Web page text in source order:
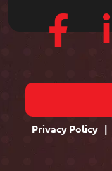
Privacy Policy